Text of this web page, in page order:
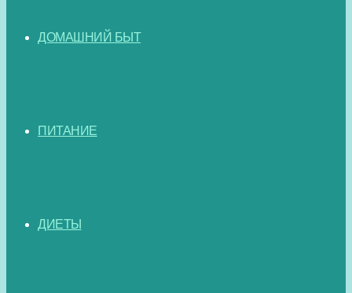
ДОМАШНИЙ БЫТ
ПИТАНИЕ
ДИЕТЫ